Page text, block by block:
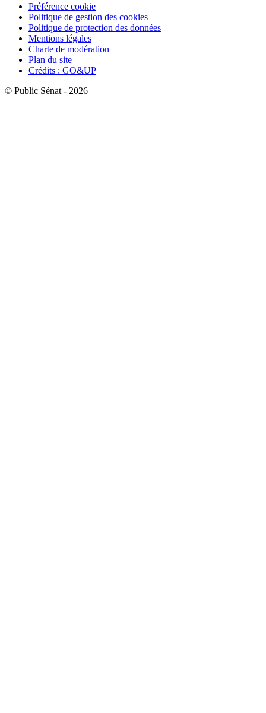
Préférence cookie
Politique de gestion des cookies
Politique de protection des données
Mentions légales
Charte de modération
Plan du site
Crédits : GO&UP
© Public Sénat - 2026